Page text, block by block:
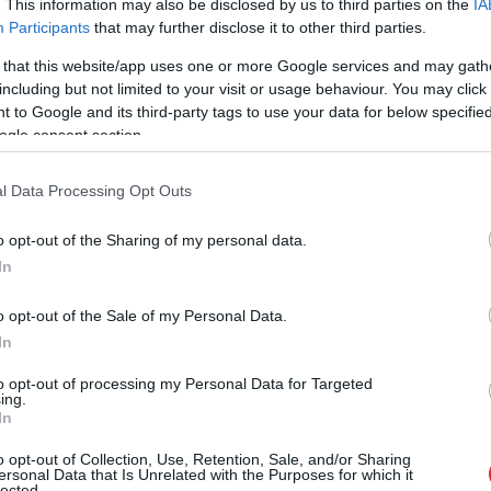
This information may also be disclosed by us to third parties on the
Participants that may further disclose it to other third parties.
that this website/app uses one or more Google services and may
but not limited to your visit or usage behaviour. You may
to Google and its third-party tags to use your data for below
consent section.
Data Processing Opt Outs
opt-out of the Sharing of my personal data.
opt-out of the Sale of my Personal Data.
opt-out of processing my Personal Data for Targeted
opt-out of Collection, Use, Retention, Sale, and/or Sharing
Data that Is Unrelated with the Purposes for which it
15.aprīlī, tā ir saņēmusi no tās
Lipmanes un Filipa Lipmana informāciju, ka,
ar Finanšu kapitāla un tirgus komisiju
akciju atpirkšanas piedāvājums, kas tiks
nebūs
pamatojoties uz
datiem, dalot mērķa
akciju skaitu.